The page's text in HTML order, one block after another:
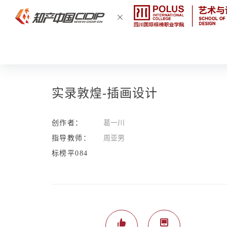
实录敦煌-插画设计
创作者：
葛一川
指导教师：
周亚男
标榜平084